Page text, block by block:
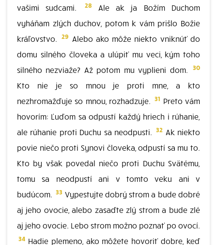
vašimi sudcami.
28
Ale ak ja Božím Duchom
vyháňam zlých duchov, potom k vám prišlo Božie
kráľovstvo.
29 Alebo ako môže niekto vniknúť do
domu silného človeka a ulúpiť mu veci, kým toho
silného nezviaže? Až potom mu vyplieni dom.
30
Kto nie je so mnou je proti mne, a kto
nezhromažďuje so mnou, rozhadzuje. 31 Preto vám
hovorím: Ľuďom sa odpustí každý hriech i rúhanie,
ale rúhanie proti Duchu sa neodpusti. 32 Ak niekto
povie niečo proti Synovi človeka, odpustí sa mu to.
Kto by však povedal niečo proti Duchu Svätému,
tomu sa neodpustí ani v tomto veku ani v
budúcom. 33 Vypestujte dobrý strom a bude dobré
aj jeho ovocie, alebo zasaďte zlý strom a bude zlé
aj jeho ovocie. Lebo strom možno poznať po ovocí.
34 Hadie plemeno, ako môžete hovoriť dobre, keď